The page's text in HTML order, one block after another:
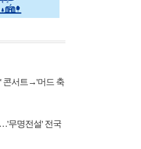
콘서트→'머드 축
무명전설' 전국